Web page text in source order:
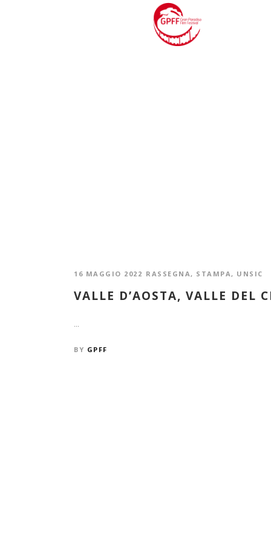
16 MAGGIO 2022 RASSEGNA, STAMPA, UNSIC
VALLE D’AOSTA, VALLE DEL
...
BY GPFF